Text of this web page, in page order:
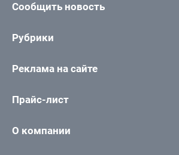
Сообщить новость
Рубрики
Реклама на сайте
Прайс-лист
О компании